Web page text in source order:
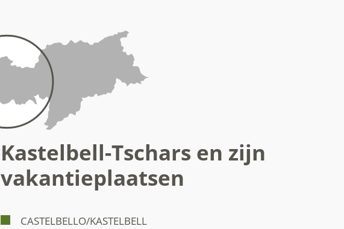
Kastelbell-Tschars en zijn
vakantieplaatsen
CASTELBELLO/KASTELBELL